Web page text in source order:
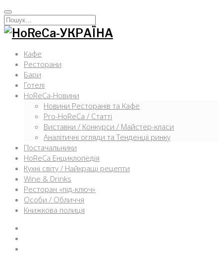
Перейти
к
содержимому
Искать:
Кафе
Ресторани
Бари
Готелі
HoReCa-Новини
Новини Ресторанів та Кафе
Pro-HoReCa / Статті
Виставки / Конкурси / Майстер-класи
Аналітичні огляди та Тенденції ринку
Постачальники
HoReCa Енциклопедія
Кухні світу / Найкращі рецепти
Wine & Drinks
Ресторан «під-ключ»
Особи / Обличчя
Книжкова полиця